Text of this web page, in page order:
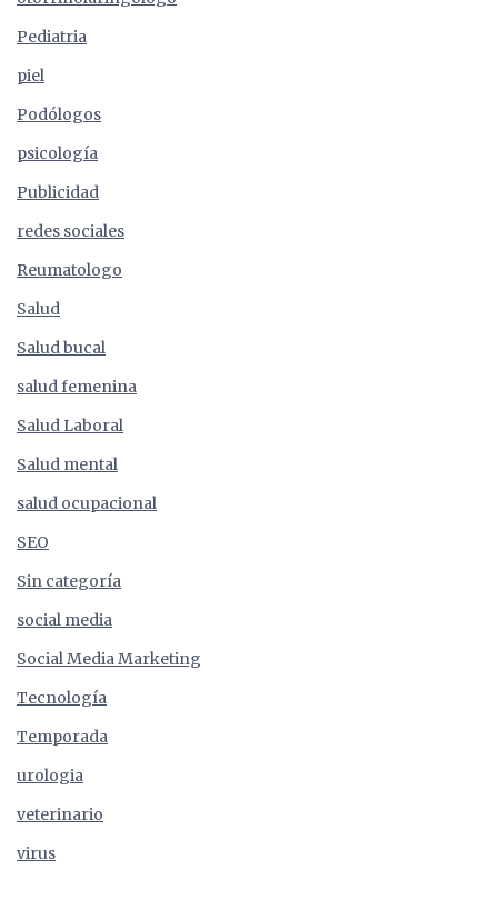
Pediatria
piel
Podólogos
psicología
Publicidad
redes sociales
Reumatologo
Salud
Salud bucal
salud femenina
Salud Laboral
Salud mental
salud ocupacional
SEO
Sin categoría
social media
Social Media Marketing
Tecnología
Temporada
urologia
veterinario
virus